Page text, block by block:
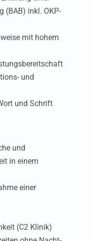
(BAB) inkl. OKP-
mit hohem
und
und Schrift
und
in einem
einer
(C2 Klinik)